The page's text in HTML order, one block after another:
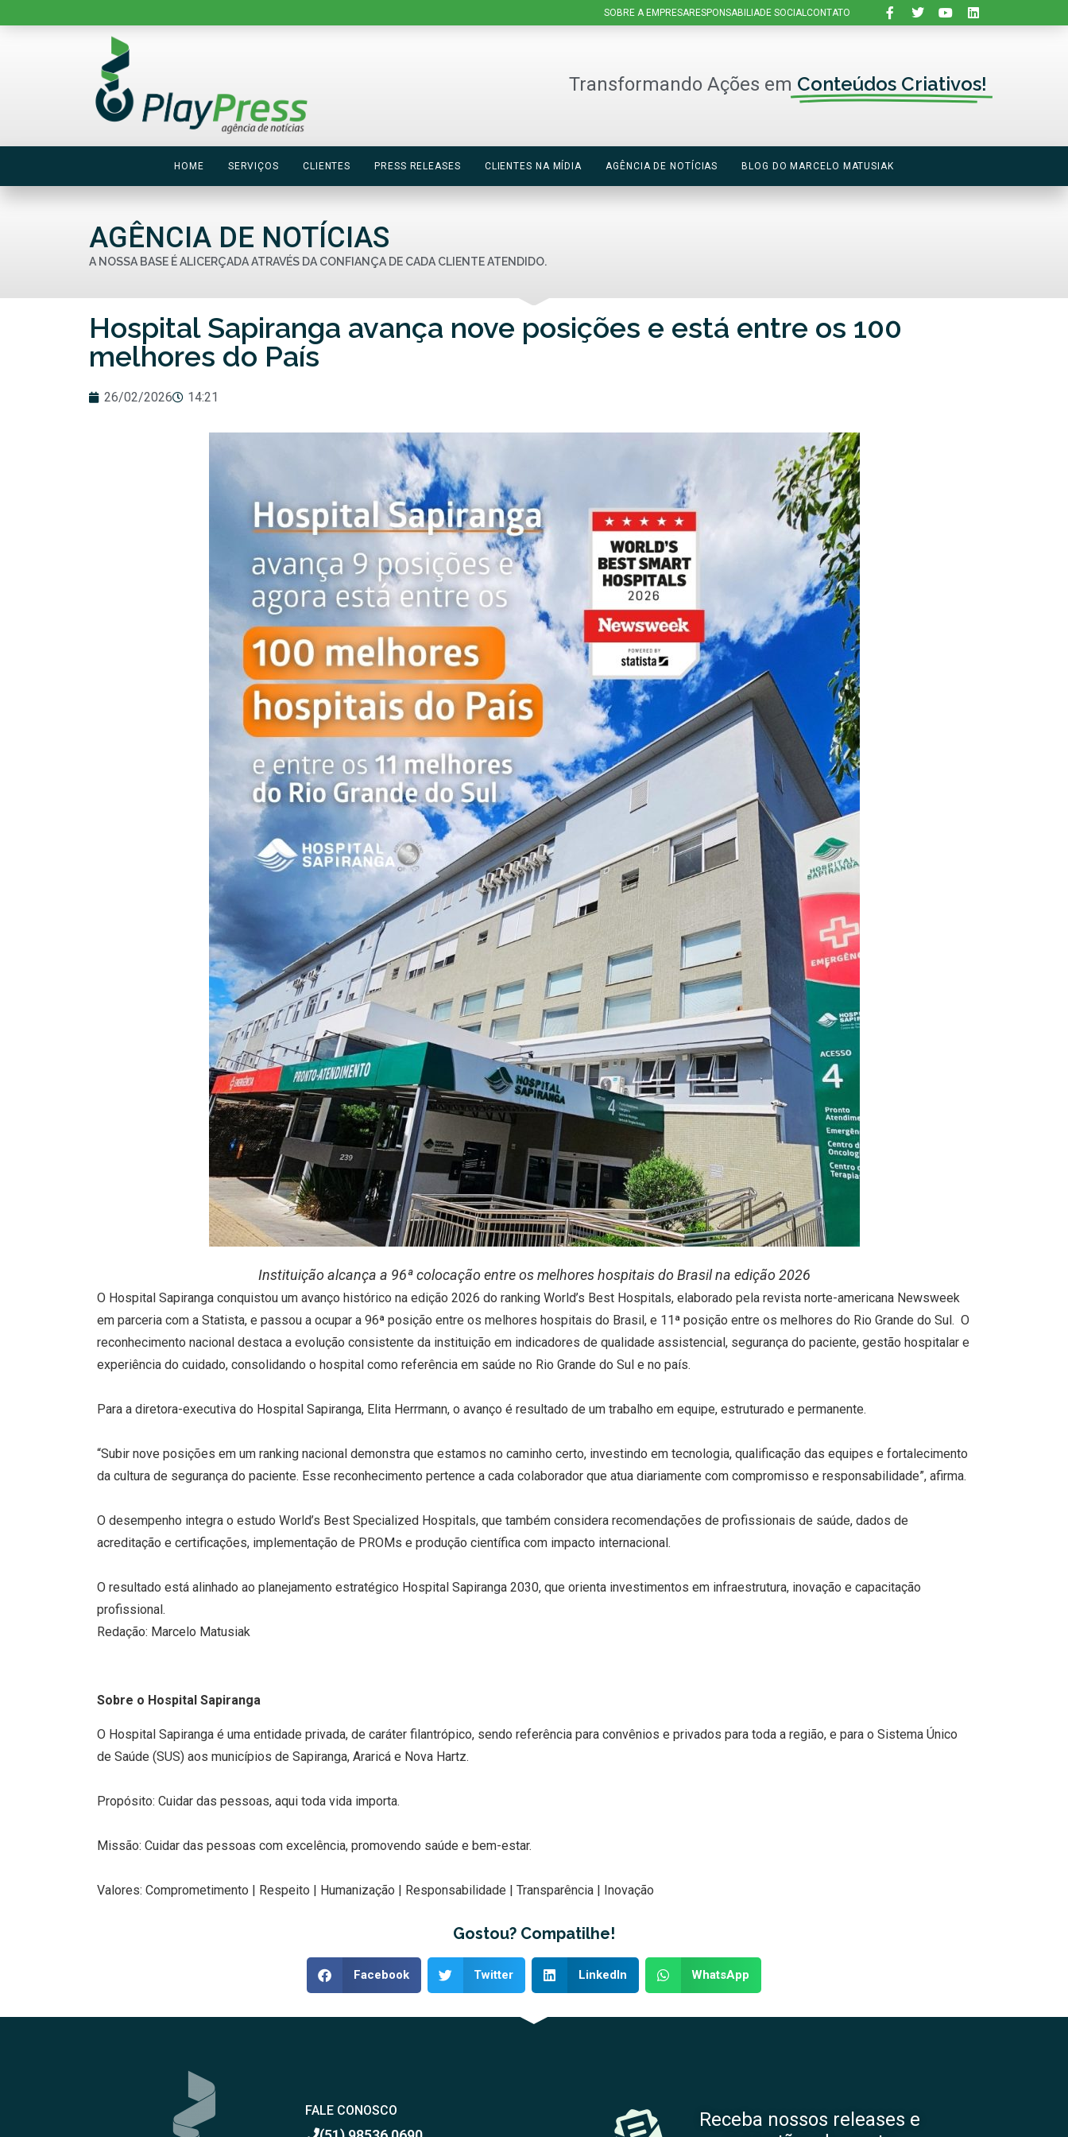
SOBRE A EMPRESARESPONSABILIADE SOCIAL CONTATO
Transformando Ações em Conteúdos Criativos!
HOME SERVIÇOS CLIENTES PRESS RELEASES CLIENTES NA MÍDIA AGÊNCIA DE NOTÍCIAS BLOG DO MARCELO MATUSIAK
AGÊNCIA DE NOTÍCIAS
A NOSSA BASE É ALICERÇADA ATRAVÉS DA CONFIANÇA DE CADA CLIENTE ATENDIDO.
Hospital Sapiranga avança nove posições e está entre os 100
melhores do País
26/02/2026 14:21
Instituição alcança a 96ª colocação entre os melhores hospitais do Brasil na edição 2026
O Hospital Sapiranga conquistou um avanço histórico na edição 2026 do ranking World’s Best Hospitals, elaborado pela revista norte-americana Newsweek
em parceria com a Statista, e passou a ocupar a 96ª posição entre os melhores hospitais do Brasil, e 11ª posição entre os melhores do Rio Grande do Sul. O
reconhecimento nacional destaca a evolução consistente da instituição em indicadores de qualidade assistencial, segurança do paciente, gestão hospitalar e
experiência do cuidado, consolidando o hospital como referência em saúde no Rio Grande do Sul e no país.
Para a diretora-executiva do Hospital Sapiranga, Elita Herrmann, o avanço é resultado de um trabalho em equipe, estruturado e permanente.
“Subir nove posições em um ranking nacional demonstra que estamos no caminho certo, investindo em tecnologia, qualificação das equipes e fortalecimento
da cultura de segurança do paciente. Esse reconhecimento pertence a cada colaborador que atua diariamente com compromisso e responsabilidade”, afirma.
O desempenho integra o estudo World’s Best Specialized Hospitals, que também considera recomendações de profissionais de saúde, dados de
acreditação e certificações, implementação de PROMs e produção científica com impacto internacional.
O resultado está alinhado ao planejamento estratégico Hospital Sapiranga 2030, que orienta investimentos em infraestrutura, inovação e capacitação
profissional.
Redação: Marcelo Matusiak
Sobre o Hospital Sapiranga
O Hospital Sapiranga é uma entidade privada, de caráter filantrópico, sendo referência para convênios e privados para toda a região, e para o Sistema Único
de Saúde (SUS) aos municípios de Sapiranga, Araricá e Nova Hartz.
Propósito: Cuidar das pessoas, aqui toda vida importa.
Missão: Cuidar das pessoas com excelência, promovendo saúde e bem-estar.
Valores: Comprometimento | Respeito | Humanização | Responsabilidade | Transparência | Inovação
Gostou? Compatilhe!
Facebook Twitter LinkedIn WhatsApp
FALE CONOSCO
Receba nossos releases e